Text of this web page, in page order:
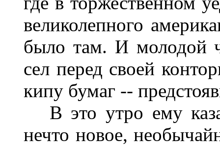
великолепного
было там. И молодой
сел перед своей
кипу бумаг --
В это утро ему
нечто новое,